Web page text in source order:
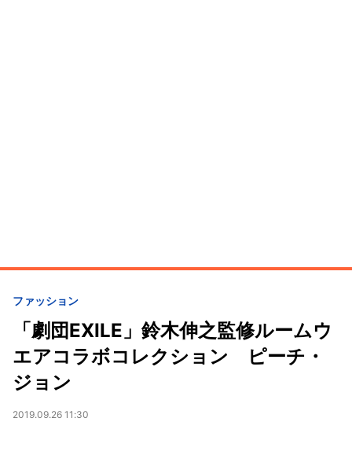
ファッション
「劇団EXILE」鈴木伸之監修ルームウ
エアコラボコレクション ピーチ・
ジョン
2019.09.26 11:30